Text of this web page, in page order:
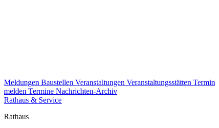
Meldungen Baustellen Veranstaltungen Veranstaltungsstätten Termin
melden Termine Nachrichten-Archiv
Rathaus & Service
Rathaus